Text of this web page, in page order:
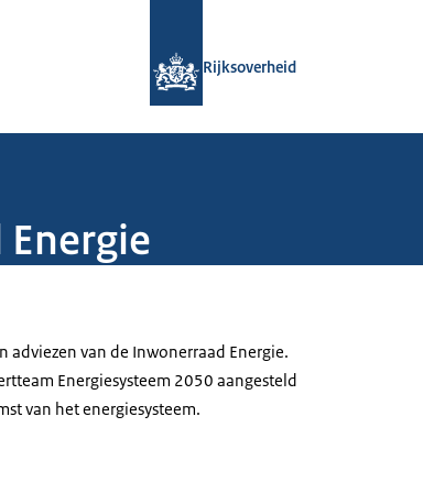
Rijksoverheid
van de Inwonerraad Energie.
Energiesysteem 2050 aangesteld
van het energiesysteem.